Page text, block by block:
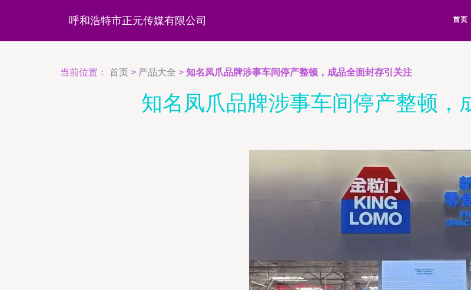
呼和浩特市正元传媒有限公司 首页
当前位置： 首页 > 产品大全 > 知名凤爪品牌涉事车间停产整顿，成品全面封存引关注
知名凤爪品牌涉事车间停产整顿，